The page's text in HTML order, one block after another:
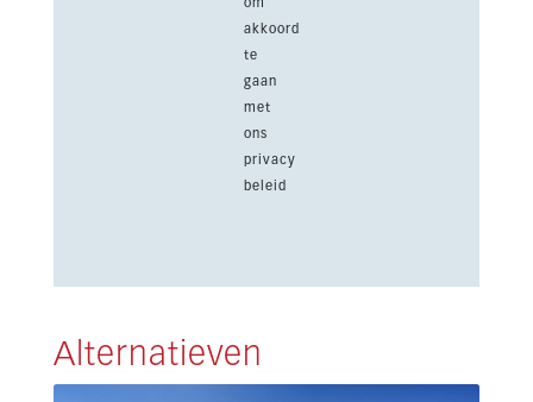
akkoord
te
gaan
met
ons
privacy
beleid
Alternatieven